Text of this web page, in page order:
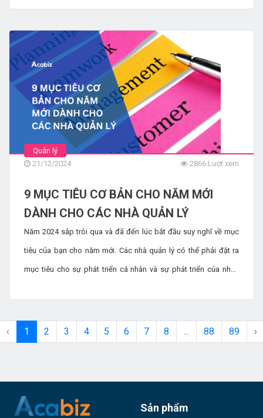
công ty thể hiện tư duy này một cách nhất quán. Thực tế, 24%
nhân viên cho biết lãnh đạo của họ hiếm khi hoặc không bao
giờ thể hiện tư duy phát triển. Sự chênh lệch này giữa lãnh đạo
và nhân viên nhấn mạnh tầm quan trọng của việc nuôi dưỡng tư
duy phát triển ở mọi cấp độ trong tổ chức. Hãy cũng khám phá
tư duy phát triển là gì và cách phát triển nó trong công việc.
Quản lý
21/12/2024
2866 Lượt xem
9 MỤC TIÊU CƠ BẢN CHO NĂM MỚI
DÀNH CHO CÁC NHÀ QUẢN LÝ
Năm 2024 sắp trôi qua và đã đến lúc bắt đầu suy nghĩ về mục
tiêu của bạn cho năm mới. Các nhà quản lý có thể phải đặt ra
mục tiêu cho sự phát triển cá nhân và sự phát triển của nhân
‹ 1 2 3 4 5 6 7 8 ... 88 89 ›
Sản phẩm